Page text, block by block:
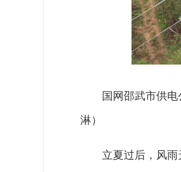
国网邵武市供
淋）
立夏过后，风